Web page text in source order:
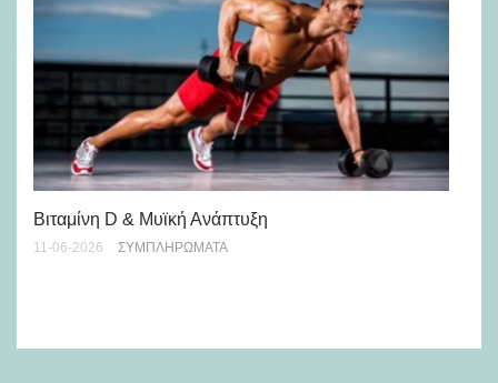
Βιταμίνη D & Μυϊκή Ανάπτυξη
11-06-2026 ΣΥΜΠΛΗΡΏΜΑΤΑ